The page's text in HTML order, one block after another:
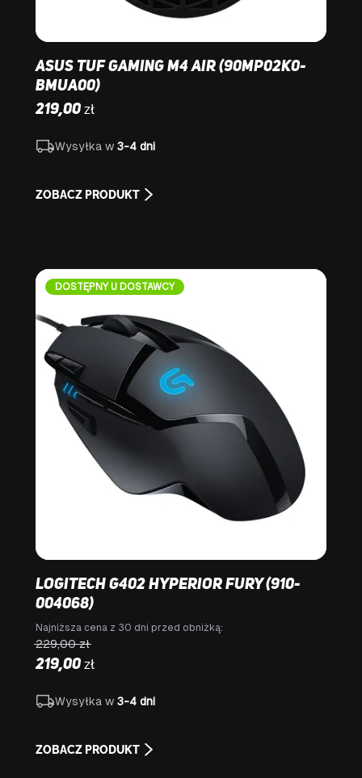
Asus TUF Gaming M4 Air (90MP02K0-
BMUA00)
219,00 zł
Wysyłka w 3-4 dni
ZOBACZ PRODUKT
DOSTĘPNY U DOSTAWCY
Logitech G402 Hyperior Fury (910-
004068)
Najniższa cena z 30 dni przed obniżką:
229,00zł
219,00 zł
Wysyłka w 3-4 dni
ZOBACZ PRODUKT